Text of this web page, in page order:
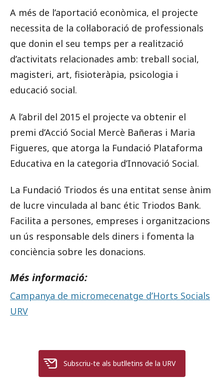
A més de l’aportació econòmica, el projecte
necessita de la col·laboració de professionals
que donin el seu temps per a realització
d’activitats relacionades amb: treball social,
magisteri, art, fisioteràpia, psicologia i
educació social.
A l’abril del 2015 el projecte va obtenir el
premi d’Acció Social Mercè Bañeras i Maria
Figueres, que atorga la Fundació Plataforma
Educativa en la categoria d’Innovació Social.
La Fundació Triodos és una entitat sense ànim
de lucre vinculada al banc étic Triodos Bank.
Facilita a persones, empreses i organitzacions
un ús responsable dels diners i fomenta la
conciència sobre les donacions.
Més informació:
Campanya de micromecenatge d’Horts Socials
URV
Subscriu-te als butlletins de la URV